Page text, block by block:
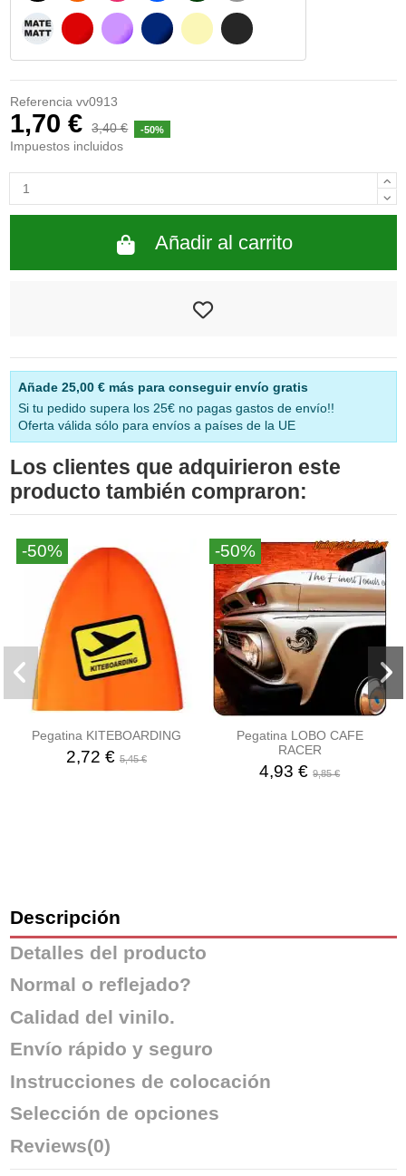
BLANCO MATE
ROJO LILA AZUL MARINO
BEIGE GRIS OSCURO
Referencia vv0913
1,70 € 3,40 € -50%
Impuestos incluidos
Añadir al carrito
Añade 25,00 €más para conseguir envío gratis
Si tu pedido supera los 25€ no pagas gastos de envío!!
Oferta válida sólo para envíos a países de la UE
Los clientes que adquirieron este
producto también compraron:
-50%
Pegatina KITEBOARDING
2,72 € 5,45 €
-50%
Pegatina LOBO CAFE
RACER
4,93 €9,85 €
Descripción
Detalles del producto
Normal o reflejado?
Calidad del vinilo.
Envío rápido y seguro
Instrucciones de colocación
Selección de opciones
Reviews(0)